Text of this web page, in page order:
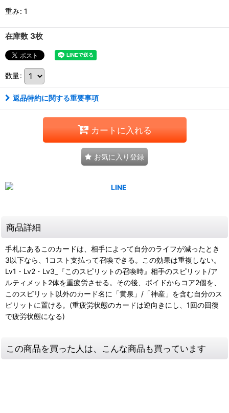
重み: 1
在庫数 3枚
数量:
返品特約に関する重要事項
カートに入れる
お気に入り登録
商品詳細
手札にあるこのカードは、相手によって自分のライフが減ったとき
3以下なら、1コスト支払って召喚できる。この効果は重複しない。
Lv1・Lv2・Lv3_『このスピリットの召喚時』相手のスピリット/ア
ルティメット2体を重疲労させる。その後、ボイドからコア2個を、
このスピリット以外のカード名に「黄泉」/「神産」を含む自分のス
ピリットに置ける。(重疲労状態のカードは逆向きにし、1回の回復
で疲労状態になる)
この商品を買った人は、こんな商品も買っています